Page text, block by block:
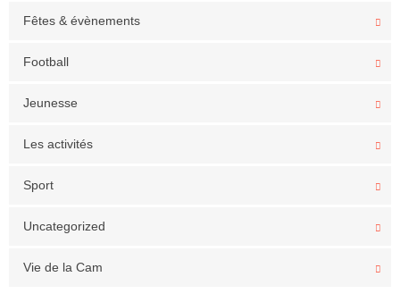
Fêtes & évènements
Football
Jeunesse
Les activités
Sport
Uncategorized
Vie de la Cam